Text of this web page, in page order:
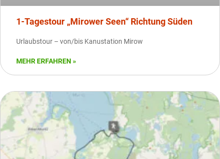
1-Tagestour „Mirower Seen“ Richtung Süden
Urlaubstour – von/bis Kanustation Mirow
MEHR ERFAHREN »